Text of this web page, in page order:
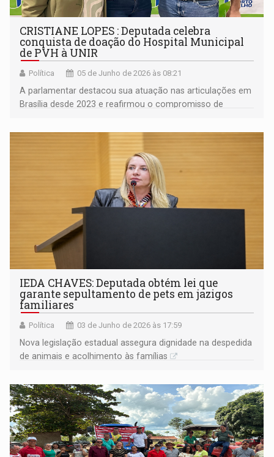
CRISTIANE LOPES : Deputada celebra
conquista de doação do Hospital Municipal
de PVH à UNIR
Política 05 de Junho de 2026 às 08:21
A parlamentar destacou sua atuação nas articulações em
Brasília desde 2023 e reafirmou o compromisso de
pública e ampliar o atendimento à população
IEDA CHAVES: Deputada obtém lei que
garante sepultamento de pets em jazigos
familiares
Política 03 de Junho de 2026 às 17:59
Nova legislação estadual assegura dignidade na despedida
de animais e acolhimento às famílias